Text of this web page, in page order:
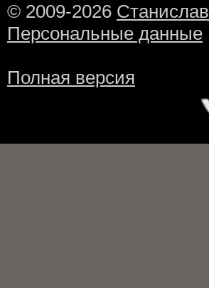
© 2009-2026
Персональные данные
Полная версия